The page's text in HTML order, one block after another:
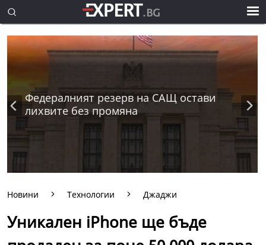
Федералният резерв на САЩ остави
лихвите без промяна
Новини Технологии Джаджи
Уникален iPhone ще бъде